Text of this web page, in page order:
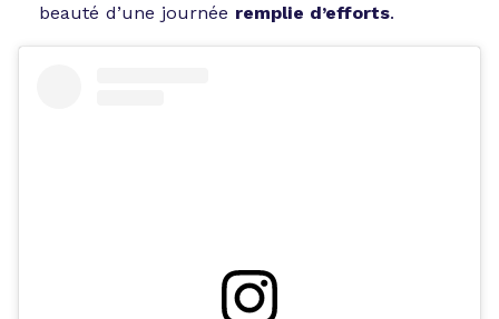
beauté d’une journée remplie d’efforts.